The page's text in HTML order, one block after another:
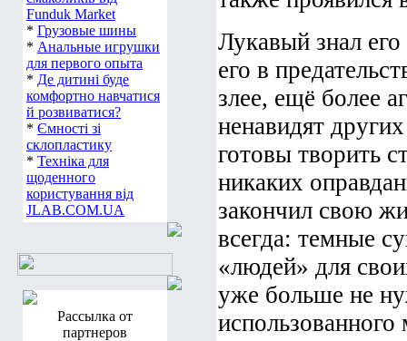
Funduk Market
* Грузовые шины
* Анальные игрушки
для первого опыта
* Де дитині буде
комфортно навчатися
й розвиватися?
* Ємності зі
склопластику
* Техніка для
щоденного
користування від
JLAB.COM.UA
Рассылка от
партнеров
Лукавый знал
его в
злее, ещё более
ненавидят
готовы творить
никаких
закончил свою
всегда: темные
«людей» для
уже больше не
использованного